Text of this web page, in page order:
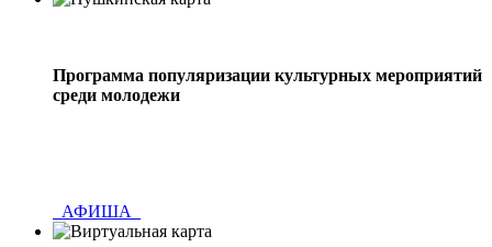
Программа популяризации культурных мероприятий
среди молодежи
АФИША